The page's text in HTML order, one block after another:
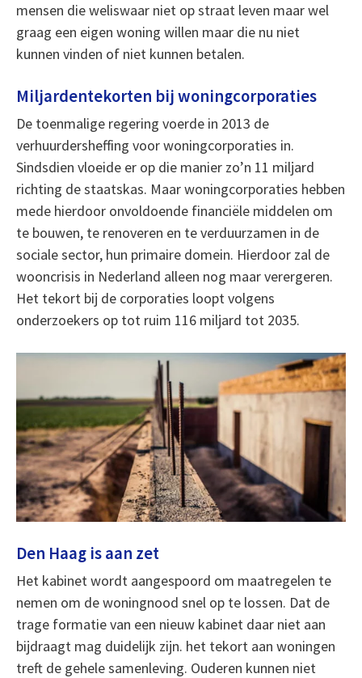
mensen die weliswaar niet op straat leven maar wel
graag een eigen woning willen maar die nu niet
kunnen vinden of niet kunnen betalen.
Miljardentekorten bij woningcorporaties
De toenmalige regering voerde in 2013 de
verhuurdersheffing voor woningcorporaties in.
Sindsdien vloeide er op die manier zo’n 11 miljard
richting de staatskas. Maar woningcorporaties hebben
mede hierdoor onvoldoende financiële middelen om
te bouwen, te renoveren en te verduurzamen in de
sociale sector, hun primaire domein. Hierdoor zal de
wooncrisis in Nederland alleen nog maar verergeren.
Het tekort bij de corporaties loopt volgens
onderzoekers op tot ruim 116 miljard tot 2035.
Den Haag is aan zet
Het kabinet wordt aangespoord om maatregelen te
nemen om de woningnood snel op te lossen. Dat de
trage formatie van een nieuw kabinet daar niet aan
bijdraagt mag duidelijk zijn. het tekort aan woningen
treft de gehele samenleving. Ouderen kunnen niet